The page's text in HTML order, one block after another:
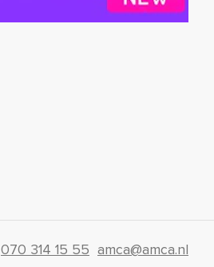
070 314 15 55 amca@amca.nl